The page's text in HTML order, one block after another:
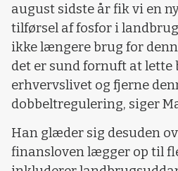
august sidste år fik vi en
tilførsel af fosfor i
ikke længere brug for
det er sund fornuft at
erhvervslivet og fjerne
dobbeltregulering, siger
Han glæder sig desuden
finansloven lægger op til